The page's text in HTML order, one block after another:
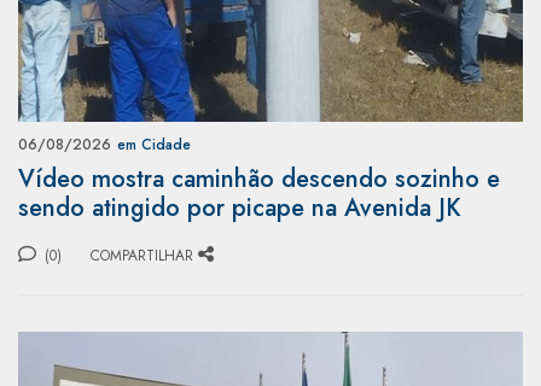
06/08/2026 em Cidade
Vídeo mostra caminhão descendo sozinho e
sendo atingido por picape na Avenida JK
(0) COMPARTILHAR